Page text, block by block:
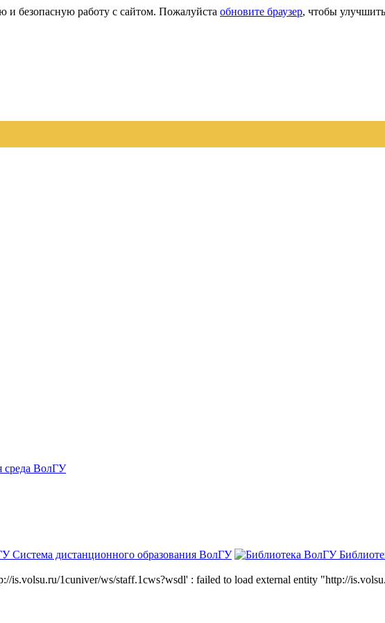
и безопасную работу с сайтом. Пожалуйста обновите браузер, чтобы
среда ВолГУ
Система дистанционного образования ВолГУ
is.volsu.ru/1cuniver/ws/staff.1cws?wsdl' : failed to load external entity "http://